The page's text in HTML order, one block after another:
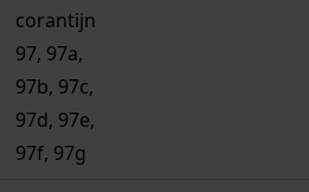
corantijn
97, 97a,
97b, 97c,
97d, 97e,
97f, 97g